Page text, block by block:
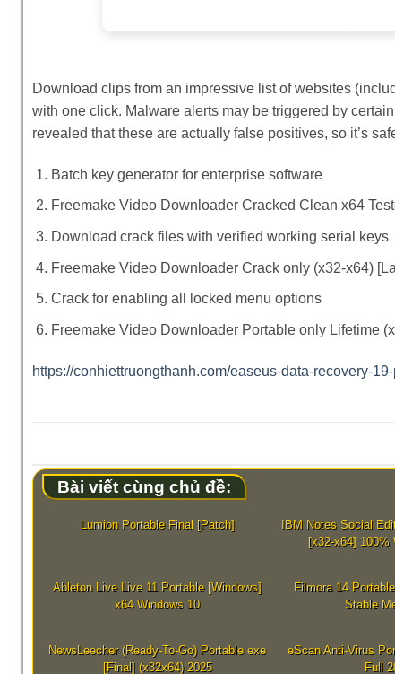
Download clips from an impressive list of websites
with one click. Malware alerts may be triggered by
revealed that these are actually false positives, so it’s
Batch key generator for enterprise software
Freemake Video Downloader Cracked Clean x64
Download crack files with verified working serial keys
Freemake Video Downloader Crack only (x32-x64)
Crack for enabling all locked menu options
Freemake Video Downloader Portable only Lifetime
https://conhiettruongthanh.com/easeus-data-recovery-
Bài viết cùng chủ đề:
Lumion Portable Final [Patch]
IBM Notes Social
[x32-x64] 100%
Ableton Live Live 11 Portable [Windows]
x64 Windows 10
Filmora 14
Stable
NewsLeecher (Ready-To-Go) Portable exe
[Final] (x32x64) 2025
eScan Anti-Virus
Full